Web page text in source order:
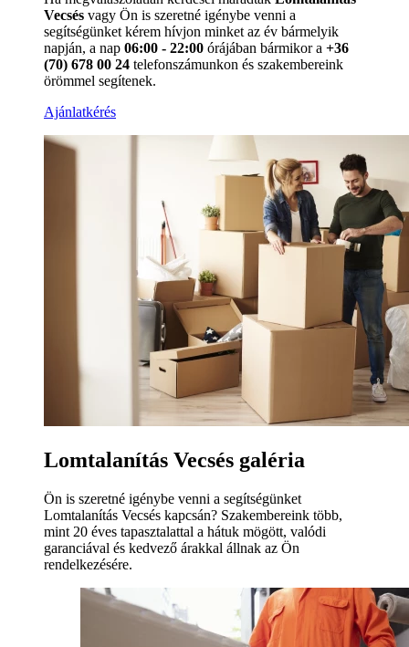
Vecsés vagy Ön is szeretné igénybe venni a
segítségünket kérem hívjon minket az év bármelyik
napján, a nap 06:00 - 22:00 órájában bármikor a +36
(70) 678 00 24 telefonszámunkon és szakembereink
örömmel segítenek.
Ajánlatkérés
Lomtalanítás Vecsés galéria
Ön is szeretné igénybe venni a segítségünket
Lomtalanítás Vecsés kapcsán? Szakembereink több,
mint 20 éves tapasztalattal a hátuk mögött, valódi
garanciával és kedvező árakkal állnak az Ön
rendelkezésére.